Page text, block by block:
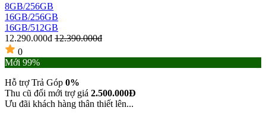
8GB/256GB
16GB/256GB
16GB/512GB
12.290.000đ 12.390.000đ
0
Mới 99%
Hỗ trợ Trả Góp 0%
Thu cũ đổi mới trợ giá 2.500.000Đ
Ưu đãi khách hàng thân thiết lên...